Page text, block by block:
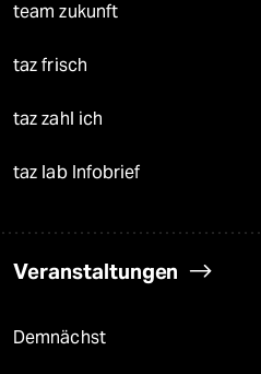
team zukunft
taz frisch
taz zahl ich
taz lab Infobrief
Veranstaltungen
Demnächst